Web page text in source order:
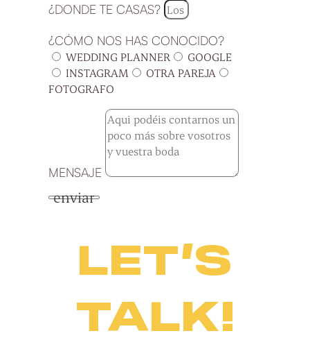
¿DONDE TE CASAS?
¿CÓMO NOS HAS CONOCIDO?
WEDDING PLANNER
GOOGLE
INSTAGRAM
OTRA PAREJA
FOTOGRAFO
MENSAJE
enviar
LET’S
TALK!